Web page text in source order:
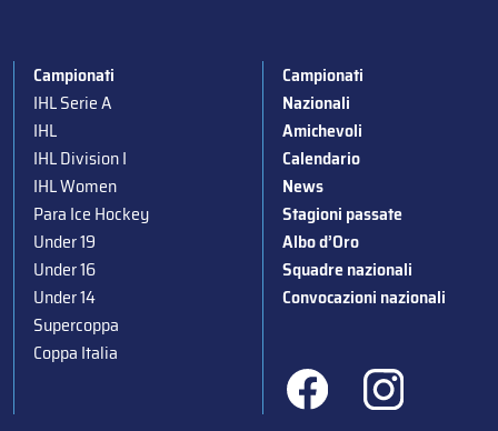
Campionati
IHL Serie A
IHL
IHL Division I
IHL Women
Para Ice Hockey
Under 19
Under 16
Under 14
Supercoppa
Coppa Italia
Campionati
Nazionali
Amichevoli
Calendario
News
Stagioni passate
Albo d’Oro
Squadre nazionali
Convocazioni nazionali